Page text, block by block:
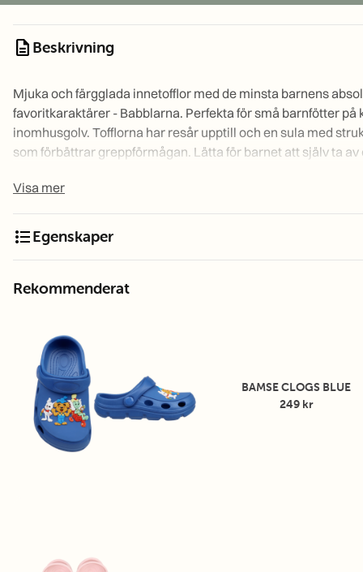
description Beskrivning
Mjuka och färgglada innetofflor med de minsta barnens
favoritkaraktärer - Babblarna. Perfekta för små barnfötter på
inomhusgolv. Tofflorna har resår upptill och en sula med
som förbättrar greppförmågan. Lätta för barnet att själv ta av
Babblare Slipper S22
Babblare Slipper S23
140
mm
Babblare Slipper S25
Visa mer
format_list_bulletedEgenskaper
Rekommenderat
BAMSE CLOGS BLUE
249 kr